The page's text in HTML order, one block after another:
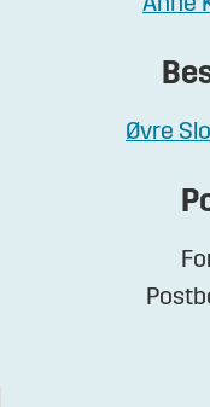
Øvre